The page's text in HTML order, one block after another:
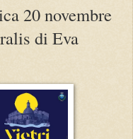
20 novembre
di Eva